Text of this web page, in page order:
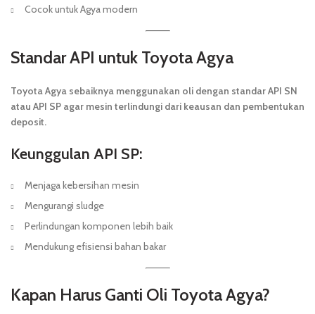
Cocok untuk Agya modern
Standar API untuk Toyota Agya
Toyota Agya sebaiknya menggunakan oli dengan standar API SN
atau API SP agar mesin terlindungi dari keausan dan pembentukan
deposit.
Keunggulan API SP:
Menjaga kebersihan mesin
Mengurangi sludge
Perlindungan komponen lebih baik
Mendukung efisiensi bahan bakar
Kapan Harus Ganti Oli Toyota Agya?